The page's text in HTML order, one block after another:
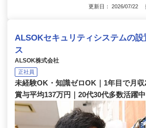
更新日： 2026/07/22
ALSOKセキュリティシステムの
ス
ALSOK株式会社
正社員
未経験OK・知識ゼロOK｜1年目で月収
賞与平均137万円｜20代30代多数活躍中